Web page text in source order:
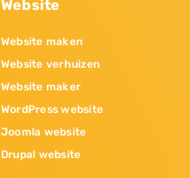
Website
Website maken
Website verhuizen
Website maker
WordPress website
Joomla website
Drupal website